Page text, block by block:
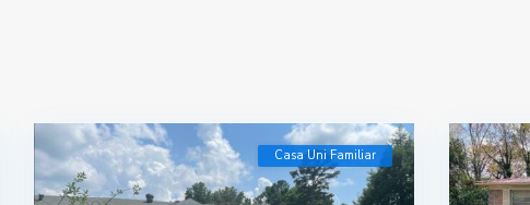
Casa Uni Familiar